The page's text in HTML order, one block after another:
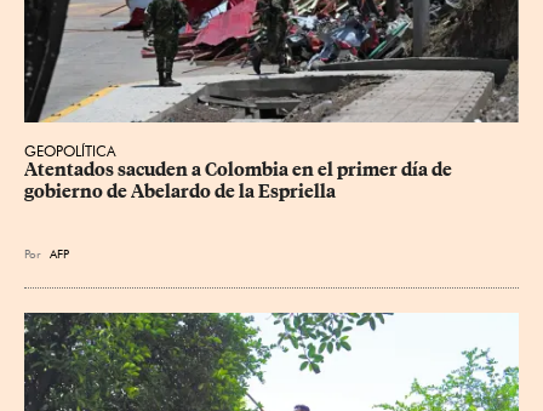
GEOPOLÍTICA
Atentados sacuden a Colombia en el primer día de
gobierno de Abelardo de la Espriella
Por AFP